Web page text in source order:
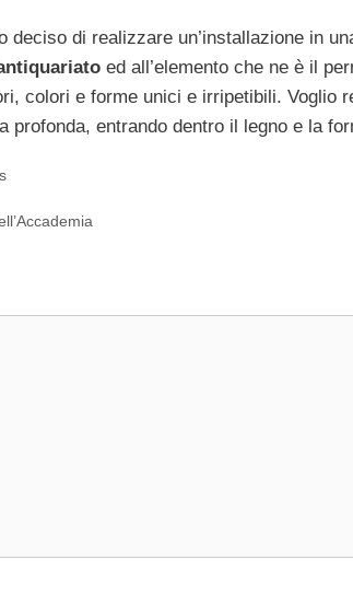
deciso di realizzare un’installazione in
ed all’elemento che ne è il
colori e forme unici e irripetibili. Voglio
profonda, entrando dentro il legno e la